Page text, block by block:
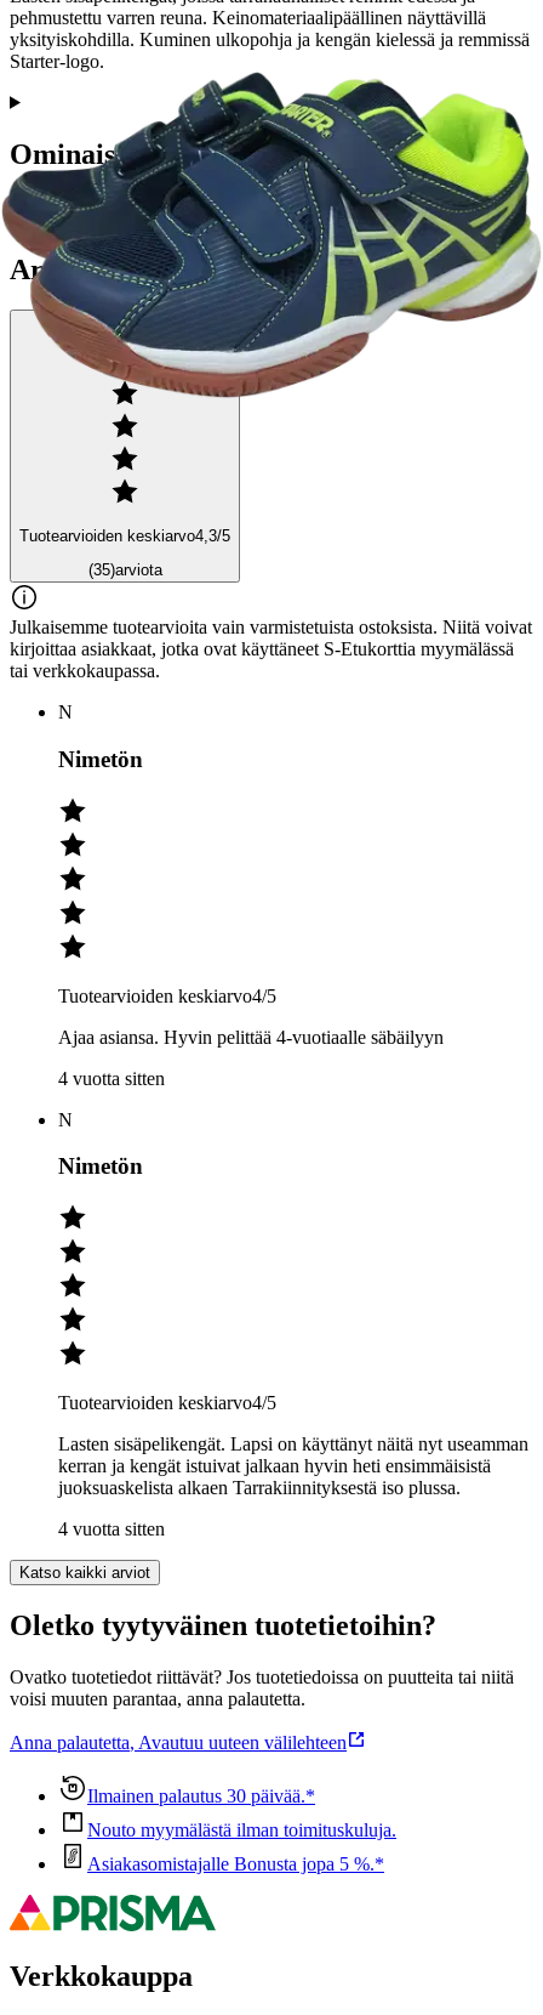
pehmustettu varren reuna. Keinomateriaalipäällinen näyttävillä
yksityiskohdilla. Kuminen ulkopohja ja kengän kielessä ja remmissä
Starter-logo.
Ominaisuudet
Arviot
Tuotearvioiden keskiarvo4,3/5
(35)arviota
Julkaisemme tuotearvioita vain varmistetuista ostoksista. Niitä voivat
kirjoittaa asiakkaat, jotka ovat käyttäneet S-Etukorttia myymälässä
tai verkkokaupassa.
N
Nimetön
Tuotearvioiden keskiarvo4/5
Ajaa asiansa. Hyvin pelittää 4-vuotiaalle säbäilyyn
4 vuotta sitten
N
Nimetön
Tuotearvioiden keskiarvo4/5
Lasten sisäpelikengät. Lapsi on käyttänyt näitä nyt useamman
kerran ja kengät istuivat jalkaan hyvin heti ensimmäisistä
juoksuaskelista alkaen Tarrakiinnityksestä iso plussa.
4 vuotta sitten
Katso kaikki arviot
Oletko tyytyväinen tuotetietoihin?
Ovatko tuotetiedot riittävät? Jos tuotetiedoissa on puutteita tai niitä
voisi muuten parantaa, anna palautetta.
Anna palautetta, Avautuu uuteen välilehteen
Ilmainen palautus 30 päivää.*
Nouto myymälästä ilman toimituskuluja.
Asiakasomistajalle Bonusta jopa 5 %.*
Verkkokauppa